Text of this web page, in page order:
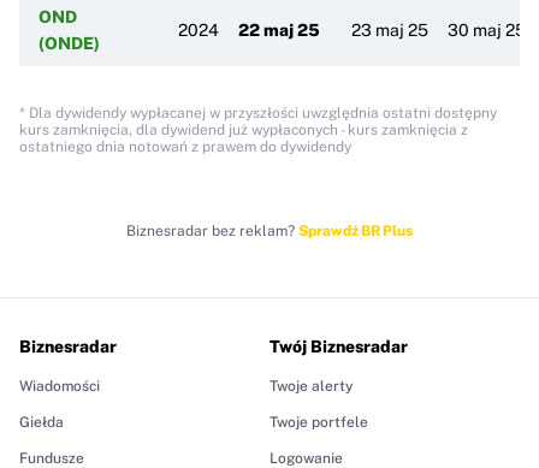
OND
(ONDE)
2024 22 maj 25 23 maj 25 30 maj 25
* Dla dywidendy wypłacanej w przyszłości uwzględnia ostatni dostępny
kurs zamknięcia, dla dywidend już wypłaconych - kurs zamknięcia z
ostatniego dnia notowań z prawem do dywidendy
Biznesradar bez reklam? Sprawdź BR Plus
Biznesradar
Wiadomości
Giełda
Fundusze
Twój Biznesradar
Twoje alerty
Twoje portfele
Logowanie